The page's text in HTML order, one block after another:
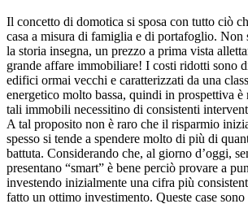
Il concetto di domotica si sposa con tutto ciò
casa a misura di famiglia e di portafoglio. Non
la storia insegna, un prezzo a prima vista
grande affare immobiliare! I costi ridotti sono
edifici ormai vecchi e caratterizzati da una
energetico molto bassa, quindi in prospettiva
tali immobili necessitino di consistenti
A tal proposito non è raro che il risparmio
spesso si tende a spendere molto di più di
battuta. Considerando che, al giorno d’oggi,
presentano “smart” è bene perciò provare a
investendo inizialmente una cifra più
fatto un ottimo investimento. Queste case